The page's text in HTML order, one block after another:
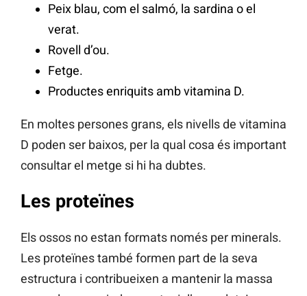
Peix blau, com el salmó, la sardina o el
verat.
Rovell d’ou.
Fetge.
Productes enriquits amb vitamina D.
En moltes persones grans, els nivells de vitamina
D poden ser baixos, per la qual cosa és important
consultar el metge si hi ha dubtes.
Les proteïnes
Els ossos no estan formats només per minerals.
Les proteïnes també formen part de la seva
estructura i contribueixen a mantenir la massa